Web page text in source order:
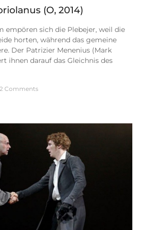
(O, 2014)
empören sich die Plebejer, weil die
horten, während das gemeine
Der Patrizier Menenius (Mark
ihnen darauf das Gleichnis des
2 Comments